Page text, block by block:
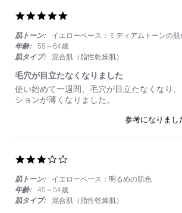
た
rating
肌トーン:
イエローベース：ミディアムトーンの肌
年齢:
55～64歳
肌タイプ:
混合肌（脂性乾燥肌）
毛穴が目立たなくなりました
Review
by
2026
review
stating
目
た
く
な
り
使い始めて一週間、毛穴が目立たなくなり
ションが薄くなりました。
rating
肌トーン:
イエローベース：明るめの肌色
年齢:
45～54歳
肌タイプ:
混合肌（脂性乾燥肌）